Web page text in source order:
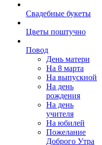
Свадебные букеты
Цветы поштучно
Повод
День матери
На 8 марта
На выпускной
На день
рождения
На день
учителя
На юбилей
Пожелание
Доброго Утра